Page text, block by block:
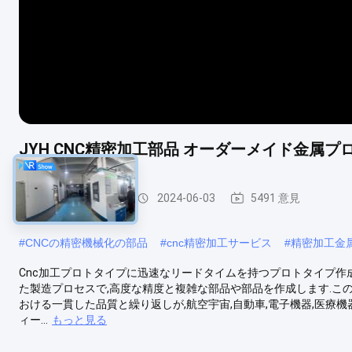
JYH CNC精密加工部品 オーダーメイド金属プ
CNCの精密機械化 2024-06-03 5491 意見
#CNCの精密機械化の部品 #cnc精密加工サービス #精密加工金
Cnc加工プロトタイプに迅速なリードタイムを持つプロトタイプ
た製造プロセスで,高度な精度と複雑な部品や部品を作成します.
おける一貫した品質と繰り返しが,航空宇宙,自動車,電子機器,医療
ィー...
もっと見る